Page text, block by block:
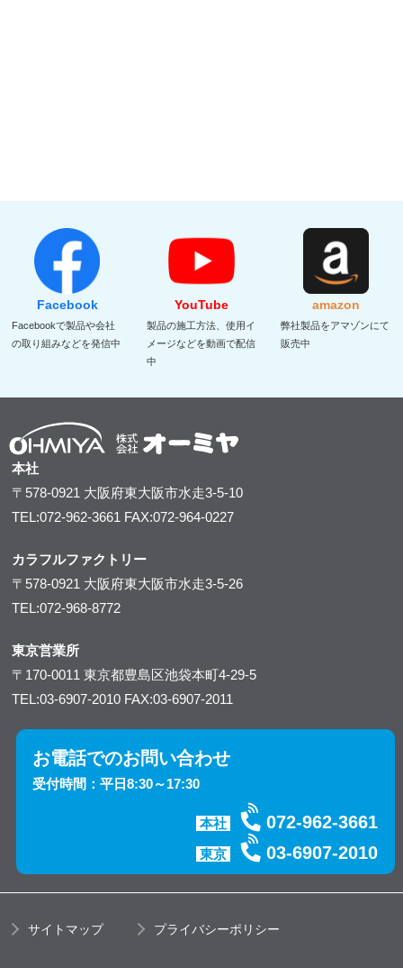
Facebook
Facebookで製品や会社
の取り組みなどを発信中
YouTube
製品の施工方法、使用イ
メージなどを動画で配信
中
amazon
弊社製品をアマゾンにて
販売中
本社
〒578-0921 大阪府東大阪市水走3-5-10
TEL:072-962-3661 FAX:072-964-0227
カラフルファクトリー
〒578-0921 大阪府東大阪市水走3-5-26
TEL:072-968-8772
東京営業所
〒170-0011東京都豊島区池袋本町4-29-5
TEL:03-6907-2010 FAX:03-6907-2011
お電話でのお問い合わせ
受付時間：平日8:30～17:30
本社 072-962-3661
東京 03-6907-2010
サイトマップ プライバシーポリシー